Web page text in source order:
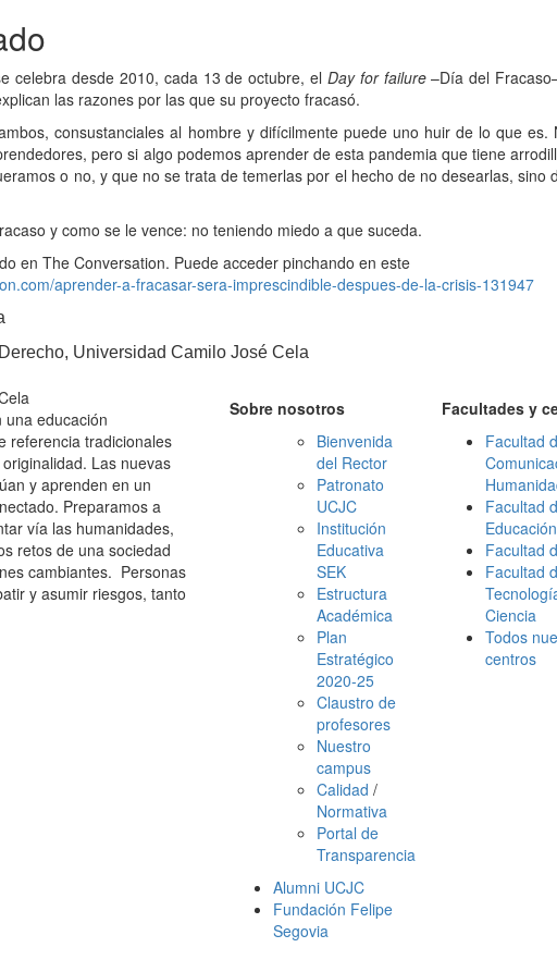
celebra desde 2010, cada 13 de octubre, el Day for failure–Día del
las razones por las que su proyecto fracasó.
consustanciales al hombre y difícilmente puede uno huir de lo que es.
pero si algo podemos aprender de esta pandemia que tiene
o no, y que no se trata de temerlas por el hecho de no desearlas, sino
y como se le vence: no teniendo miedo a que suceda.
en The Conversation. Puede acceder pinchando en este
aprender-a-fracasar-sera-imprescindible-despues-de-la-crisis-131947
Universidad Camilo José Cela
una educación
referencia tradicionales
Las nuevas
y aprenden en un
Preparamos a
vía las humanidades,
retos de una sociedad
cambiantes. Personas
y asumir riesgos, tanto
Sobre nosotros
Bienvenida
del Rector
Patronato
UCJC
Institución
Educativa
SEK
Estructura
Académica
Plan
Estratégico
2020-25
Claustro de
profesores
Nuestro
campus
Calidad /
Normativa
Portal de
Transparencia
Alumni UCJC
Fundación Felipe
Segovia
Facultades y
Facultad
Facultad
Educación
Facultad
Facultad
Ciencia
Todos
centros